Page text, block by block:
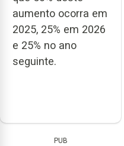
aumento ocorra em
2025, 25% em 2026
e 25% no ano
seguinte.
PUB